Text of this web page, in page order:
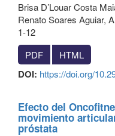
Brisa D’Louar Costa
Renato Soares Aguiar,
1-12
PDF
HTML
DOI: https://doi.org/
Efecto del
movimiento
próstata